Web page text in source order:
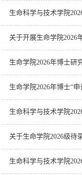
生命科学与技术学院
关于开展生命学院2026
生命学院2026年博士研
生命学院2026年博士“
生命科学与技术学院
关于生命学院2026级待
生命科学与技术学院